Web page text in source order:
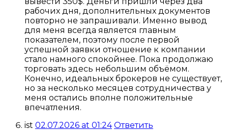
рабочих дня, дополнительных документов
повторно не запрашивали. Именно вывод
для меня всегда является главным
показателем, поэтому после первой
успешной заявки отношение к компании
стало намного спокойнее. Пока продолжаю
торговать здесь небольшим объёмом.
Конечно, идеальных брокеров не существует,
но за несколько месяцев сотрудничества у
меня остались вполне положительные
впечатления.
ist 02.07.2026 at 01:24 Ответить